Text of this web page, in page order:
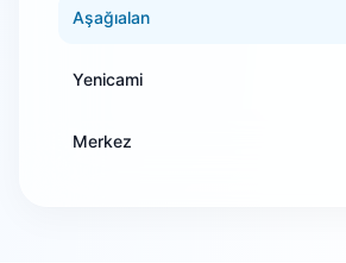
Gerze
Saraydüzü
Türkeli
Aşağıalan
Yenicami
Merkez